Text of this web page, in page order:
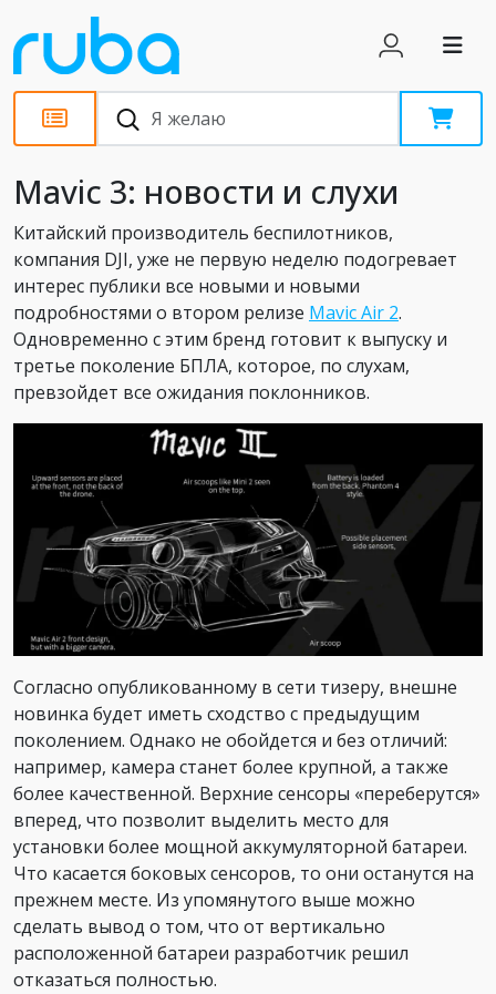
Новости
Mavic 3: новости и слухи
Китайский производитель беспилотников,
компания DJI, уже не первую неделю подогревает
интерес публики все новыми и новыми
подробностями о втором релизе Mavic Air 2.
Одновременно с этим бренд готовит к выпуску и
третье поколение БПЛА, которое, по слухам,
превзойдет все ожидания поклонников.
Согласно опубликованному в сети тизеру, внешне
новинка будет иметь сходство с предыдущим
поколением. Однако не обойдется и без отличий:
например, камера станет более крупной, а также
более качественной. Верхние сенсоры «переберутся»
вперед, что позволит выделить место для
установки более мощной аккумуляторной батареи.
Что касается боковых сенсоров, то они останутся на
прежнем месте. Из упомянутого выше можно
сделать вывод о том, что от вертикально
расположенной батареи разработчик решил
отказаться полностью.